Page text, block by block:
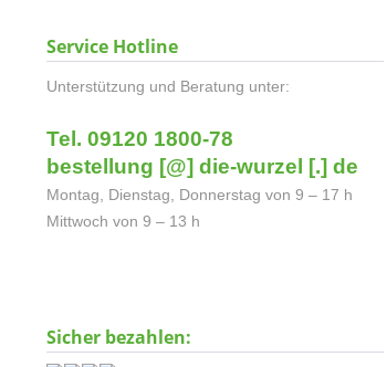
Service Hotline
Unterstützung und Beratung unter:
Tel. 09120 1800-78
bestellung [@] die-wurzel [.] de
Montag, Dienstag, Donnerstag von 9 – 17 h
Mittwoch von 9 – 13 h
Sicher bezahlen: